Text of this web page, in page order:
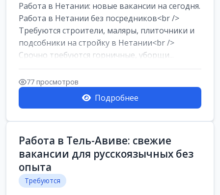
Работа в Нетании: новые вакансии на сегодня.
Работа в Нетании без посредников<br />
Требуются строители, маляры, плиточники и
подсобники на стройку в Нетании<br />
Срочно требуются горничные, уборщи...
77 просмотров
Подробнее
Работа в Тель-Авиве: свежие
вакансии для русскоязычных без
опыта
Требуются